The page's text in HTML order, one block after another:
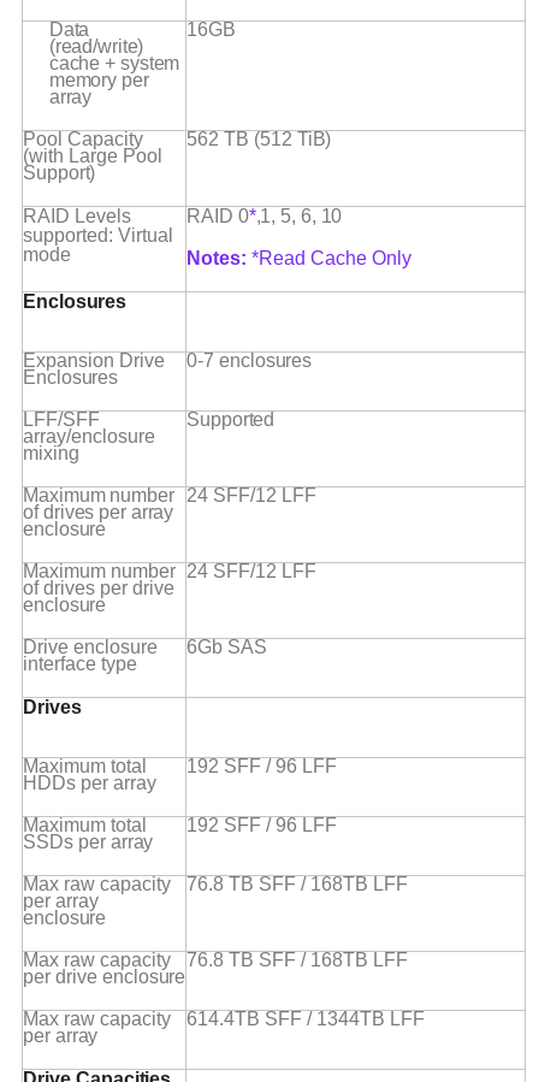
Data
(read/write)
cache + system
memory per
array
16GB
Pool Capacity
(with Large Pool
Support)
562 TB (512 TiB)
RAID Levels
supported: Virtual
mode
RAID 0*,1, 5, 6, 10
Notes: *Read Cache Only
Enclosures
Expansion Drive
Enclosures
0-7enclosures
LFF/SFF
array/enclosure
mixing
Supported
Maximum number
of drives per array
enclosure
24 SFF/12 LFF
Maximum number
of drives per drive
enclosure
24 SFF/12 LFF
Drive enclosure
interfacetype
6Gb SAS
Drives
Maximum total
HDDs perarray
192 SFF / 96 LFF
Maximum total
SSDs perarray
192 SFF / 96 LFF
Max raw capacity
per array
enclosure
76.8 TB SFF / 168TB LFF
Max raw capacity
per driveenclosure
76.8 TB SFF / 168TB LFF
Max raw capacity
perarray
614.4TB SFF / 1344TB LFF